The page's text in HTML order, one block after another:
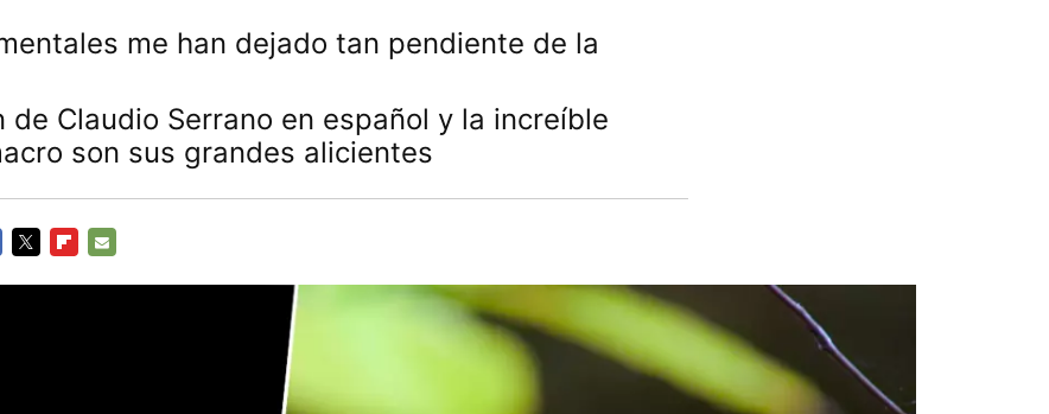
me han dejado tan pendiente de la
de Claudio Serrano en español y la increíble
son sus grandes alicientes